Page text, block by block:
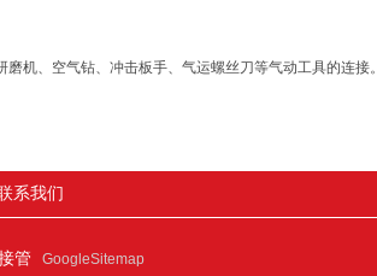
机、空气钻、冲击板手、气运螺丝刀等气动工具的连接。
系我们
管 GoogleSitemap